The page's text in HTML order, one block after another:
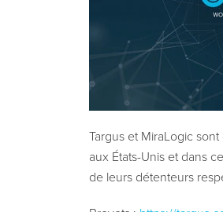
Targus et MiraLogic
aux États-Unis et dans
de leurs détenteurs